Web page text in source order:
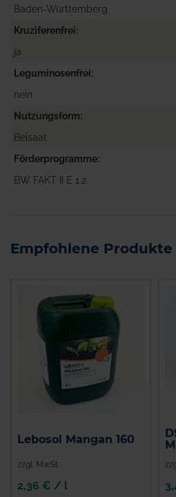
Baden-Württemberg
Kruziferenfrei
ja
Leguminosenfrei
nein
Nutzungsform
Beisaat
Förderprogramme
BW FAKT II E 1.2
Empfohlene Produkte
Lebosol Mangan 160
zzgl. MwSt.
2,36 € / l